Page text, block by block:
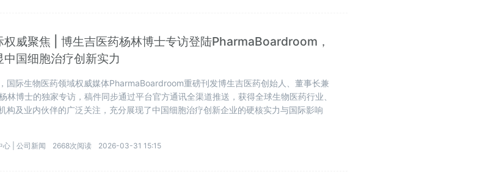
权威聚焦 | 博生吉医药杨林博士专访登陆PharmaBoardroom，
中国细胞治疗创新实力
国际生物医药领域权威媒体PharmaBoardroom重磅刊发博生吉医药创始人、董事长兼
林博士的独家专访，稿件同步通过平台官方通讯全渠道推送，获得全球生物医药行业、
构及业内伙伴的广泛关注，充分展现了中国细胞治疗创新企业的硬核实力与国际影响
心 |公司新闻 2668次阅读 2026-03-31 15:15